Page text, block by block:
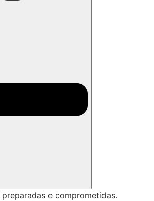
e comprometidas.